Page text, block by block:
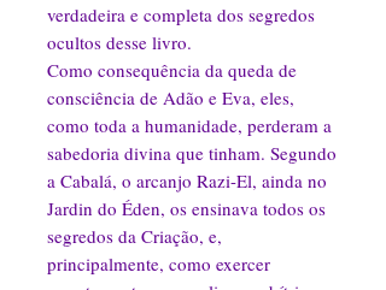
verdadeira e completa dos segredos
ocultos desse livro.
Como consequência da queda de
consciência de Adão e Eva, eles,
como toda a humanidade, perderam a
sabedoria divina que tinham. Segundo
a Cabalá, o arcanjo Razi-El, ainda no
Jardin do Éden, os ensinava todos os
segredos da Criação, e,
principalmente, como exercer